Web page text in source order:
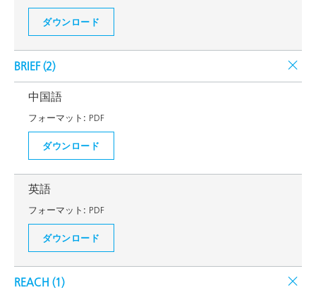
ダウンロード
BRIEF (2)
中国語
フォーマット: PDF
ダウンロード
英語
フォーマット: PDF
ダウンロード
REACH (1)